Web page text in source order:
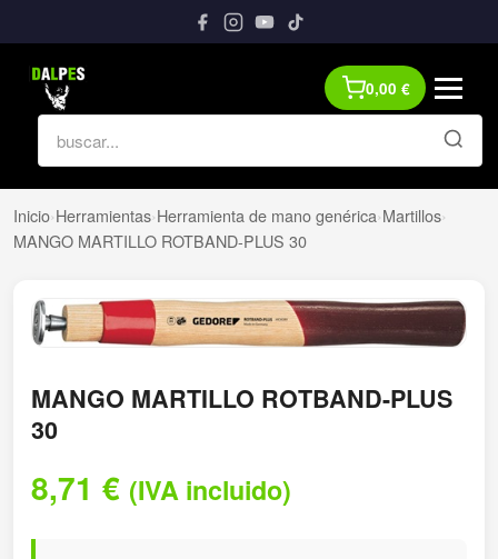
0,00 €
Inicio›Herramientas›Herramienta de mano genérica›Martillos›
MANGO MARTILLO ROTBAND-PLUS 30
MANGO MARTILLO ROTBAND-PLUS
30
8,71 € (IVA incluido)